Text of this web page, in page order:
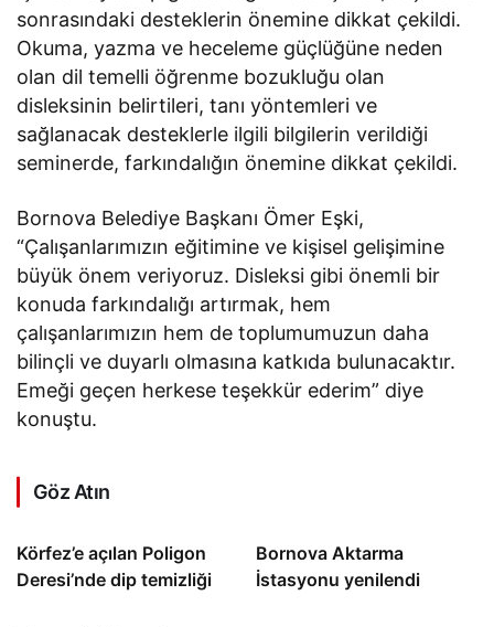
sonrasındaki desteklerin önemine dikkat çekildi.
Okuma, yazma ve heceleme güçlüğüne neden
olan dil temelli öğrenme bozukluğu olan
disleksinin belirtileri, tanı yöntemleri ve
sağlanacak desteklerle ilgili bilgilerin verildiği
seminerde, farkındalığın önemine dikkat çekildi.
Bornova Belediye Başkanı Ömer Eşki,
“Çalışanlarımızın eğitimine ve kişisel gelişimine
büyük önem veriyoruz. Disleksi gibi önemli bir
konuda farkındalığı artırmak, hem
çalışanlarımızın hem de toplumumuzun daha
bilinçli ve duyarlı olmasına katkıda bulunacaktır.
Emeği geçen herkese teşekkür ederim” diye
konuştu.
Göz Atın
Körfez’e açılan Poligon
Deresi’nde dip temizliği
Bornova Aktarma
İstasyonu yenilendi